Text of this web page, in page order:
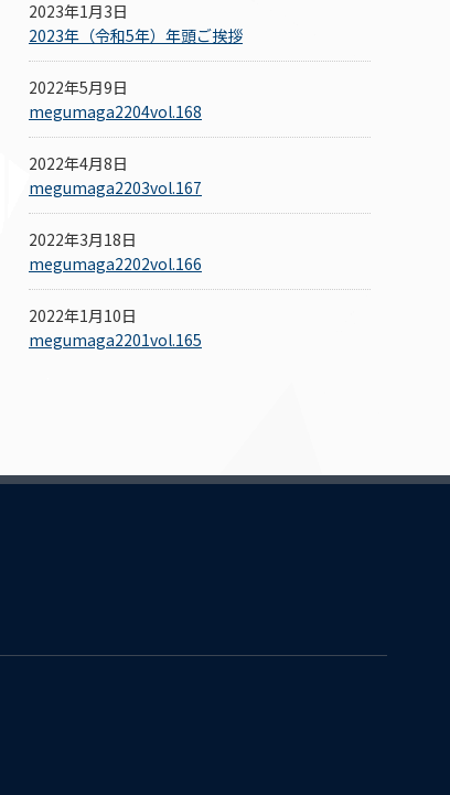
2023年1月3日
2023年（令和5年）年頭ご挨拶
2022年5月9日
megumaga2204vol.168
2022年4月8日
megumaga2203vol.167
2022年3月18日
megumaga2202vol.166
2022年1月10日
megumaga2201vol.165